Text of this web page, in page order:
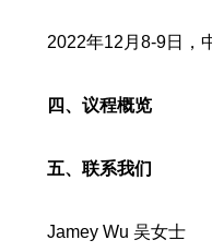
2022年12月8-9日，
四、议程概览
五、联系我们
Jamey Wu 吴女士